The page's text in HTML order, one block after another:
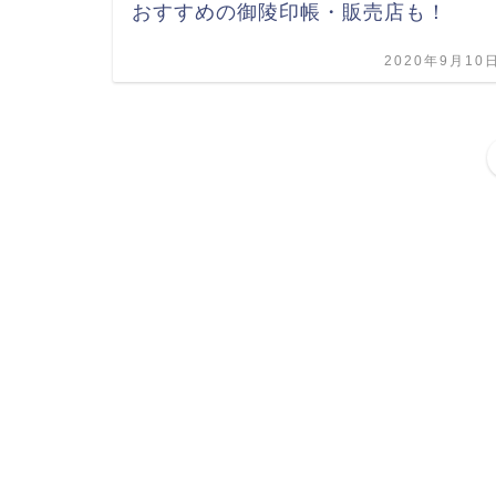
おすすめの御陵印帳・販売店も！
2020年9月10日